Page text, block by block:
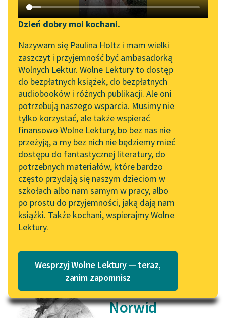
Katalog DAISY
Podkasty o książkach
Zgłoś brak utworu
Aktualności
Zapraszamy na spotkanie
online z tłumaczkami
literatury skandynawskiej
Spotkanie z Katarzyną
Tunkiel w Oslo
Wolne Lektury na 32.
Pol’and’Rock Festivalu
„Kochanek Lady
Chatterley” do słuchania
na Wolnych Lekturach
Nowy audiobook –
„Marzenie o Oriencie”
Lektury szkolne i klasyka
literatury do słuchania dla
Narzędzia
Mapa Wolnych Lektur
Leśmianator
Przewodnik dla piszących i
czytających
API
OAI-PMH
Widget Wolnych Lektur
Przypisy
Katalog w formacie PDF
Dzień dobry moi kochani.
Nazywam się Paulina Holtz i mam wielki
zaszczyt i przyjemność być ambasadorką
Wolnych Lektur. Wolne Lektury to dostęp
do bezpłatnych książek, do bezpłatnych
audiobooków i różnych publikacji. Ale oni
potrzebują naszego wsparcia. Musimy nie
tylko korzystać, ale także wspierać
finansowo Wolne Lektury, bo bez nas nie
przeżyją, a my bez nich nie będziemy mieć
dostępu do fantastycznej literatury, do
potrzebnych materiałów, które bardzo
często przydają się naszym dzieciom w
szkołach albo nam samym w pracy, albo
po prostu do przyjemności, jaką dają nam
książki. Także kochani, wspierajmy Wolne
Lektury.
Wesprzyj Wolne Lektury — teraz,
zanim zapomnisz
Epoka:Romantyzm
Rodzaj:Liryka
Gatunek:Wiersz
pobierz książkę
O autorze
Cyprian
Kamil
Norwid